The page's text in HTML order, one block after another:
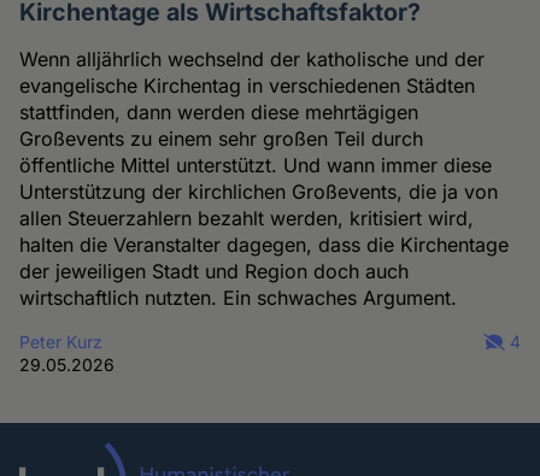
Kirchentage als Wirtschaftsfaktor?
Wenn alljährlich wechselnd der katholische und der
evangelische Kirchentag in verschiedenen Städten
stattfinden, dann werden diese mehrtägigen
Großevents zu einem sehr großen Teil durch
öffentliche Mittel unterstützt. Und wann immer diese
Unterstützung der kirchlichen Großevents, die ja von
allen Steuerzahlern bezahlt werden, kritisiert wird,
halten die Veranstalter dagegen, dass die Kirchentage
der jeweiligen Stadt und Region doch auch
wirtschaftlich nutzten. Ein schwaches Argument.
Peter Kurz
29.05.2026
4